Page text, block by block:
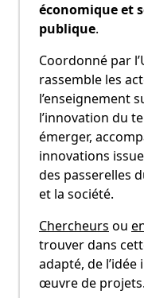
économique et
publique.
Coordonné par
rassemble les
l’enseignement
l’innovation du
émerger,
innovations
des passerelles
et la société.
Chercheurs ou
trouver dans
adapté, de l’idée
œuvre de projets.